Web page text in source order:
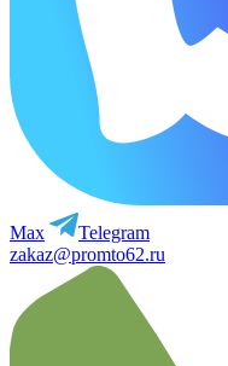
Max
Telegram
zakaz@promto62.ru